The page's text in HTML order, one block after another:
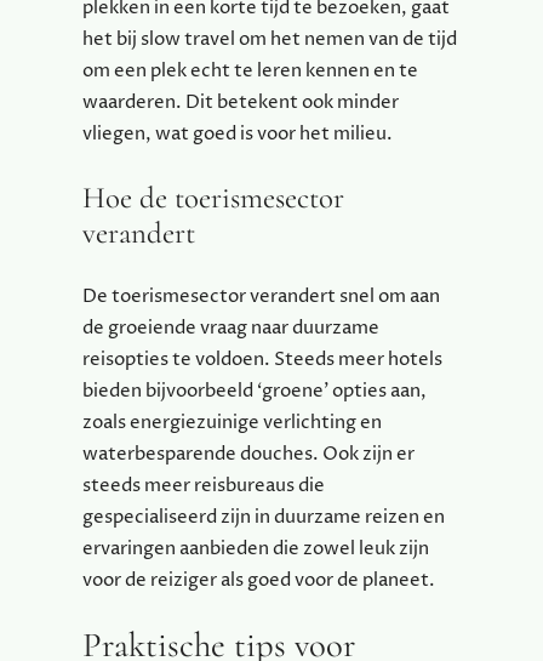
plekken in een korte tijd te bezoeken, gaat
het bij slow travel om het nemen van de tijd
om een plek echt te leren kennen en te
waarderen. Dit betekent ook minder
vliegen, wat goed is voor het milieu.
Hoe de toerismesector
verandert
De toerismesector verandert snel om aan
de groeiende vraag naar duurzame
reisopties te voldoen. Steeds meer hotels
bieden bijvoorbeeld ‘groene’ opties aan,
zoals energiezuinige verlichting en
waterbesparende douches. Ook zijn er
steeds meer reisbureaus die
gespecialiseerd zijn in duurzame reizen en
ervaringen aanbieden die zowel leuk zijn
voor de reiziger als goed voor de planeet.
Praktische tips voor